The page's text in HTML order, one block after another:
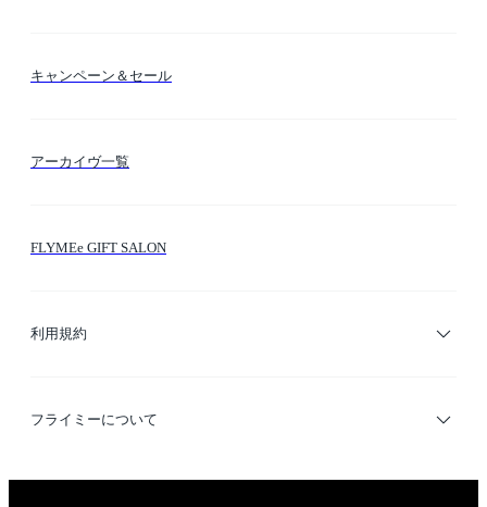
キャンペーン＆セール
アーカイヴ一覧
FLYMEe GIFT SALON
利用規約
利用規約
フライミーについて